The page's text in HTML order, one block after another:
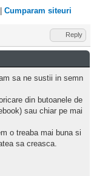
Cumparam siteuri
Reply
sa ne sustii in semn
din butoanele de
sau chiar pe mai
o treaba mai buna si
sa creasca.